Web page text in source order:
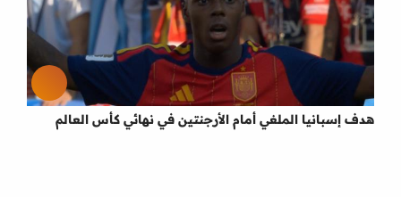
هدف إسبانيا الملغي أمام الأرجنتين في نهائي كأس العالم